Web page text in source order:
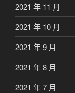
2021 年 11 月
2021 年 10 月
2021 年 9 月
2021 年 8 月
2021 年 7 月